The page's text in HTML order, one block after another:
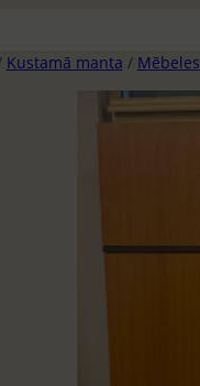
Kustamā manta / Mēbeles